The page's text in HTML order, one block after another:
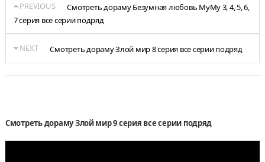
PREVIOUS
Смотреть дораму Безумная любовь МуМу 3, 4, 5, 6,
7 серия все серии подряд
NEXT Смотреть дораму Злой мир 8 серия все серии подряд
Смотреть дораму Злой мир 9 серия все серии подряд